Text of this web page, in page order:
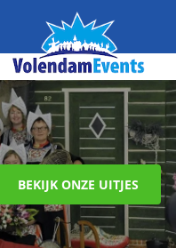
BEKIJK ONZE UITJES